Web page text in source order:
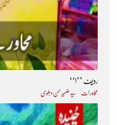
ردیف ’’ا‘‘
محاورات سید ضمیر حسن دہلوی